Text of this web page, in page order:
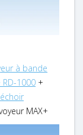
à bande
1000 +
MAX+